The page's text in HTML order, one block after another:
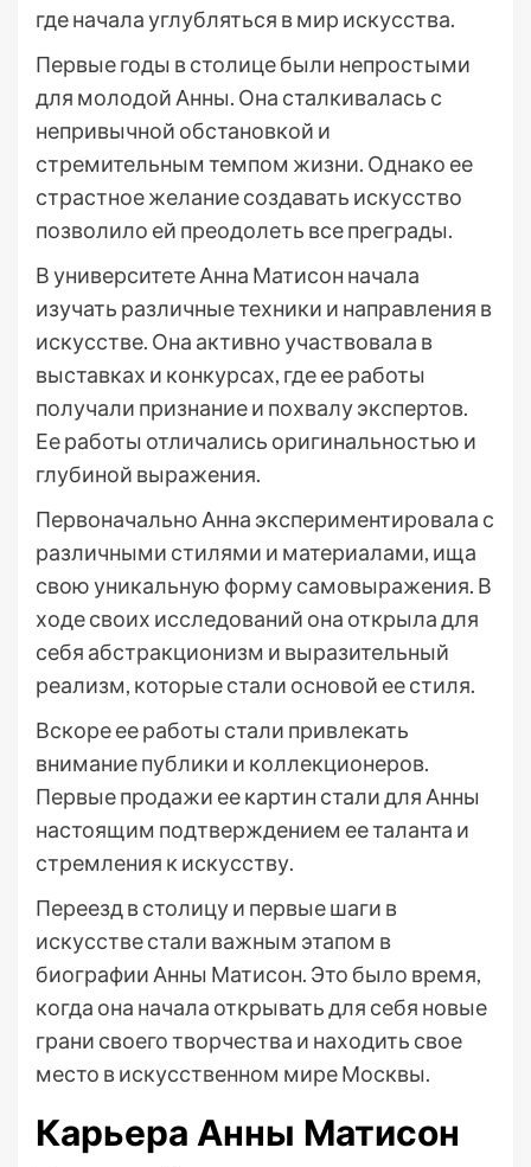
где начала углубляться в мир искусства.
Первые годы в столице были непростыми
для молодой Анны. Она сталкивалась с
непривычной обстановкой и
стремительным темпом жизни. Однако ее
страстное желание создавать искусство
позволило ей преодолеть все преграды.
В университете Анна Матисон начала
изучать различные техники и направления в
искусстве. Она активно участвовала в
выставках и конкурсах, где ее работы
получали признание и похвалу экспертов.
Ее работы отличались оригинальностью и
глубиной выражения.
Первоначально Анна экспериментировала с
различными стилями и материалами, ища
свою уникальную форму самовыражения. В
ходе своих исследований она открыла для
себя абстракционизм и выразительный
реализм, которые стали основой ее стиля.
Вскоре ее работы стали привлекать
внимание публики и коллекционеров.
Первые продажи ее картин стали для Анны
настоящим подтверждением ее таланта и
стремления к искусству.
Переезд в столицу и первые шаги в
искусстве стали важным этапом в
биографии Анны Матисон. Это было время,
когда она начала открывать для себя новые
грани своего творчества и находить свое
место в искусственном мире Москвы.
Карьера Анны Матисон